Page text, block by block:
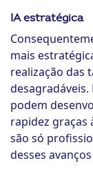
IA estratégica
mais
realização das
podem
rapidez graças
são só
desses